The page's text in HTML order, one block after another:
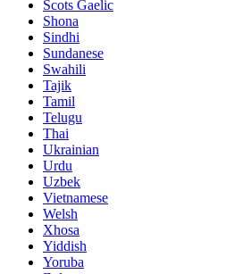
Scots Gaelic
Shona
Sindhi
Sundanese
Swahili
Tajik
Tamil
Telugu
Thai
Ukrainian
Urdu
Uzbek
Vietnamese
Welsh
Xhosa
Yiddish
Yoruba